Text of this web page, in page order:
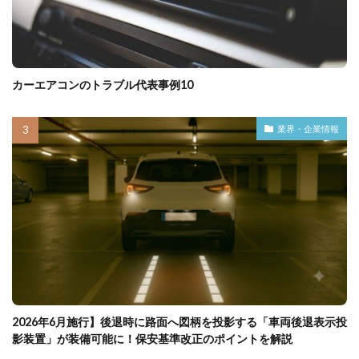
カーエアコンのトラブル代表事例10
業界・企業情報
2026年6月施行】後退時に路面へ図柄を投影する「車両後退表示投
影装置」が装備可能に！保安基準改正のポイントを解説